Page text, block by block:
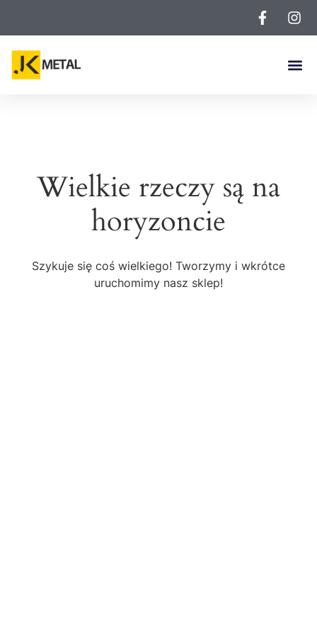
Wielkie rzeczy są na
horyzoncie
Szykuje się coś wielkiego! Tworzymy i wkrótce
uruchomimy nasz sklep!